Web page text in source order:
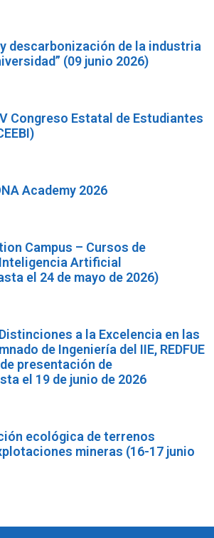
descarbonización de la industria
(09 junio 2026)
Congreso Estatal de Estudiantes
Academy 2026
Campus – Cursos de
Artificial
el 24 de mayo de 2026)
a la Excelencia en las
de Ingeniería del IIE, REDFUE
presentación de
el 19 de junio de 2026
ecológica de terrenos
mineras (16-17 junio